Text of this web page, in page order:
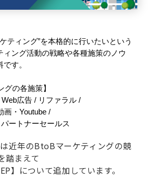
ティング”を本格的に行いたいという
ィング活動の戦略や各種施策のノウ
す。
グの各施策】
広告 / リファラル /
画・Youtube /
ートナーセールス
近年のBtoBマーケティングの競
踏まえて
】について追加しています。